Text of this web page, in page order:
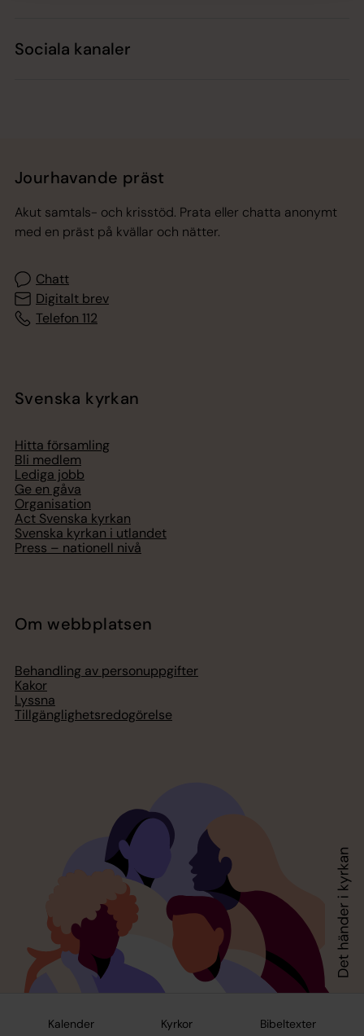
Kalender Kyrkor Bibeltexter
Sociala kanaler
Jourhavande präst
Akut samtals- och krisstöd. Prata eller chatta anonymt
med en präst på kvällar och nätter.
Chatt
Digitalt brev
Telefon 112
Svenska kyrkan
Hitta församling
Bli medlem
Lediga jobb
Ge en gåva
Organisation
Act Svenska kyrkan
Svenska kyrkan i utlandet
Press – nationell nivå
Om webbplatsen
Behandling av personuppgifter
Kakor
Lyssna
Tillgänglighetsredogörelse